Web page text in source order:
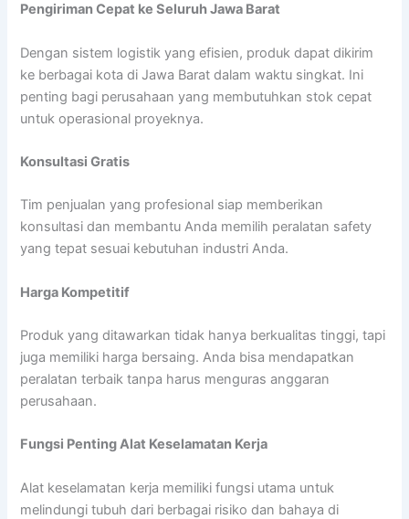
Pengiriman Cepat ke Seluruh Jawa Barat
Dengan sistem logistik yang efisien, produk dapat dikirim
ke berbagai kota di Jawa Barat dalam waktu singkat. Ini
penting bagi perusahaan yang membutuhkan stok cepat
untuk operasional proyeknya.
Konsultasi Gratis
Tim penjualan yang profesional siap memberikan
konsultasi dan membantu Anda memilih peralatan safety
yang tepat sesuai kebutuhan industri Anda.
Harga Kompetitif
Produk yang ditawarkan tidak hanya berkualitas tinggi, tapi
juga memiliki harga bersaing. Anda bisa mendapatkan
peralatan terbaik tanpa harus menguras anggaran
perusahaan.
Fungsi Penting Alat Keselamatan Kerja
Alat keselamatan kerja memiliki fungsi utama untuk
melindungi tubuh dari berbagai risiko dan bahaya di